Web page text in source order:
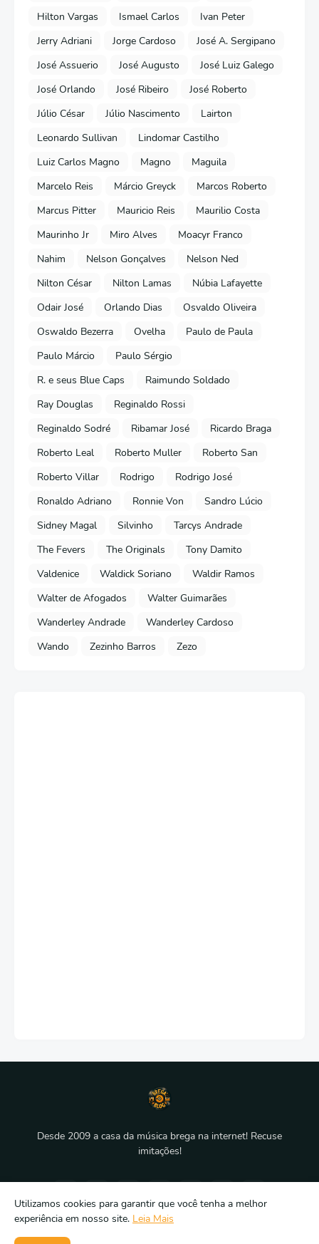
Hilton Vargas
Ismael Carlos
Ivan Peter
Jerry Adriani
Jorge Cardoso
José A. Sergipano
José Assuerio
José Augusto
José Luiz Galego
José Orlando
José Ribeiro
José Roberto
Júlio César
Júlio Nascimento
Lairton
Leonardo Sullivan
Lindomar Castilho
Luiz Carlos Magno
Magno
Maguila
Marcelo Reis
Márcio Greyck
Marcos Roberto
Marcus Pitter
Mauricio Reis
Maurilio Costa
Maurinho Jr
Miro Alves
Moacyr Franco
Nahim
Nelson Gonçalves
Nelson Ned
Nilton César
Nilton Lamas
Núbia Lafayette
Odair José
Orlando Dias
Osvaldo Oliveira
Oswaldo Bezerra
Ovelha
Paulo de Paula
Paulo Márcio
Paulo Sérgio
R. e seus Blue Caps
Raimundo Soldado
Ray Douglas
Reginaldo Rossi
Reginaldo Sodré
Ribamar José
Ricardo Braga
Roberto Leal
Roberto Muller
Roberto San
Roberto Villar
Rodrigo
Rodrigo José
Ronaldo Adriano
Ronnie Von
Sandro Lúcio
Sidney Magal
Silvinho
Tarcys Andrade
The Fevers
The Originals
Tony Damito
Valdenice
Waldick Soriano
Waldir Ramos
Walter de Afogados
Walter Guimarães
Wanderley Andrade
Wanderley Cardoso
Wando
Zezinho Barros Zezo
Desde 2009 a casa da música brega na internet! Recuse
imitações!
Utilizamos cookies para garantir que você tenha a melhor
experiência em nosso site. Leia Mais